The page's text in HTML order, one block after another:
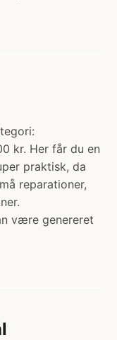
kr. Her får du en
praktisk, da
reparationer,
være genereret